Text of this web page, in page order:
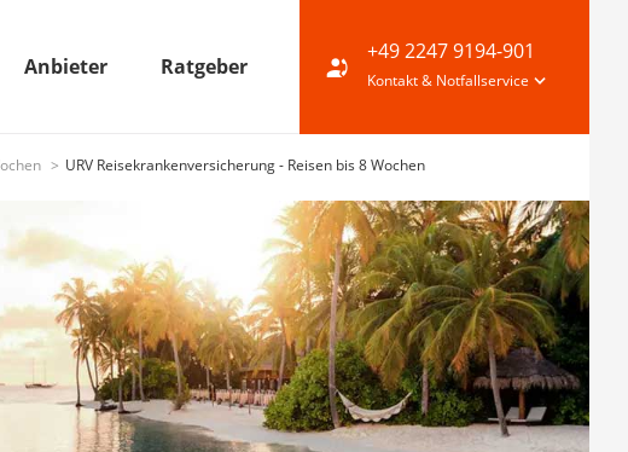
Anbieter Ratgeber
+49 2247 9194-901
Kontakt & Notfallservice
URV Reisekrankenversicherung - Reisen bis 8 Wochen